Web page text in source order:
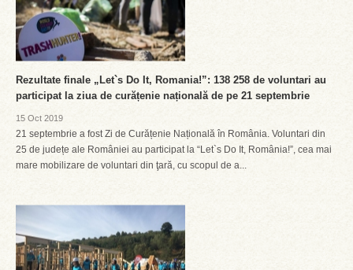
Rezultate finale „Let`s Do It, Romania!”: 138 258 de voluntari au
participat la ziua de curățenie națională de pe 21 septembrie
15 Oct 2019
21 septembrie a fost Zi de Curățenie Națională în România. Voluntari din
25 de județe ale României au participat la “Let`s Do It, România!”, cea mai
mare mobilizare de voluntari din ţară, cu scopul de a...